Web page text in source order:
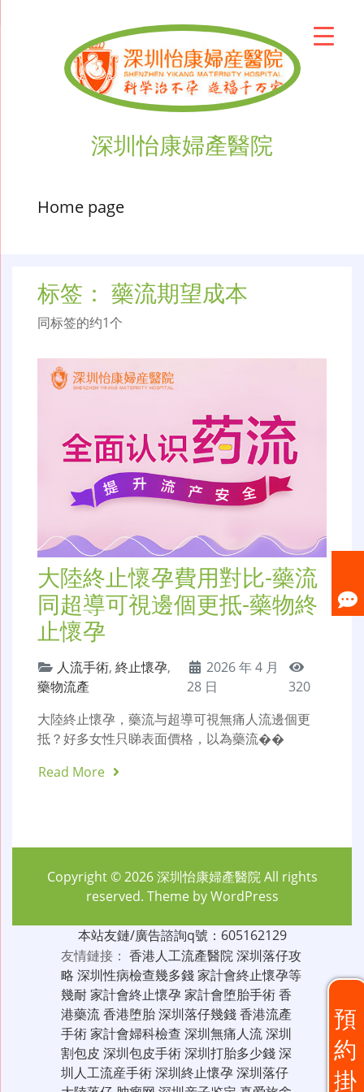
深圳怡康婦產醫院
Home page
标签： 藥流期望成本
同标签的约1个
大陸終止懷孕費用對比-藥流
同超導可視邊個更抵-藥物終
止懷孕
人流手術, 終止懷孕,
藥物流產
2026 年 4 月
28 日
320
大陸終止懷孕，藥流与超導可視無痛人流邊個更
抵？好多女性只睇表面價格，以為藥流��
Read More
預
約
掛
Copyright © 2026深圳怡康婦產醫院All rights
reserved. Theme byWordPress
本站友鏈/廣告諮詢q號：605162129
友情鏈接： 香港人工流產醫院深圳落仔攻
略 深圳性病檢查幾多錢家計會終止懷孕等
幾耐家計會終止懷孕家計會堕胎手術香
港藥流香港堕胎深圳落仔幾錢香港流產
手術家計會婦科檢查 深圳無痛人流深圳
割包皮 深圳包皮手術深圳打胎多少錢深
圳人工流産手術深圳終止懷孕深圳落仔